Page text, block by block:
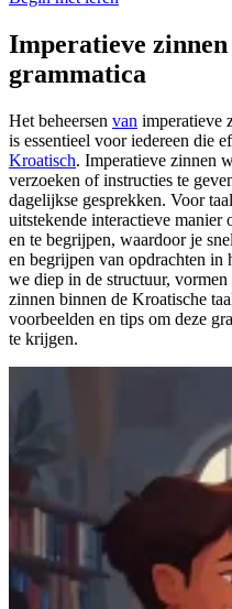
Imperatieve
grammatica
Het beheersen van imperatieve
is essentieel voor iedereen die
Kroatisch. Imperatieve zinnen
verzoeken of instructies te
dagelijkse gesprekken. Voor
uitstekende interactieve manier
en te begrijpen, waardoor je
en begrijpen van opdrachten
we diep in de structuur,
zinnen binnen de Kroatische
voorbeelden en tips om deze
te krijgen.